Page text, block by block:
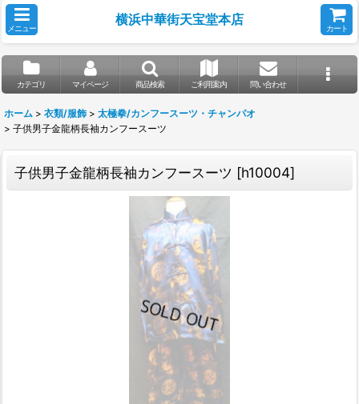
メニュー
横浜中華街天宝堂本店
カート
カテゴリ マイページ 商品検索 ご利用案内 問い合わせ
ホーム > 衣類/服飾 > 太極拳/カンフースーツ・チャンパオ
> 子供男子金龍柄長袖カンフースーツ
子供男子金龍柄長袖カンフースーツ [h10004]